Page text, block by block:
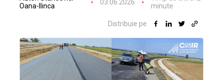
Oana-Ilinca
03.06.2026
minute
Distribuie pe